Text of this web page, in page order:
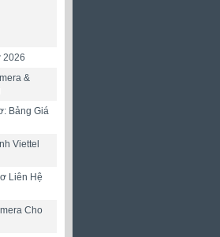
2026
&
Bảng Giá
Viettel
Liên Hệ
Cho